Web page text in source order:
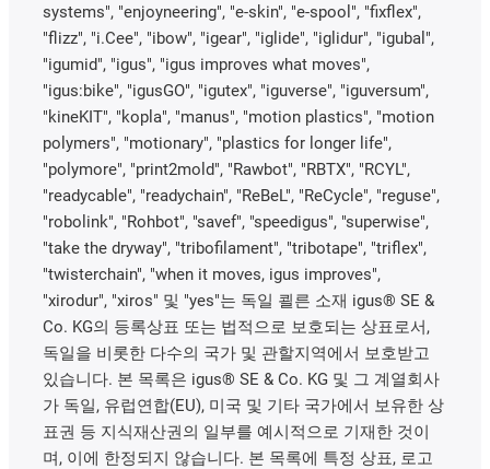
systems", "enjoyneering", "e-skin", "e-spool", "fixflex",
"flizz", "i.Cee", "ibow", "igear", "iglide", "iglidur", "igubal",
"igumid", "igus", "igus improves what moves",
"igus:bike", "igusGO", "igutex", "iguverse", "iguversum",
"kineKIT", "kopla", "manus", "motion plastics", "motion
polymers", "motionary", "plastics for longer life",
"polymore", "print2mold", "Rawbot", "RBTX", "RCYL",
"readycable", "readychain", "ReBeL", "ReCycle", "reguse",
"robolink", "Rohbot", "savef", "speedigus", "superwise",
"take the dryway", "tribofilament", "tribotape", "triflex",
"twisterchain", "when it moves, igus improves",
"xirodur", "xiros" 및 "yes"는 독일 쾰른 소재 igus® SE &
Co. KG의 등록상표 또는 법적으로 보호되는 상표로서,
독일을 비롯한 다수의 국가 및 관할지역에서 보호받고
있습니다. 본 목록은 igus® SE & Co. KG 및 그 계열회사
가 독일, 유럽연합(EU), 미국 및 기타 국가에서 보유한 상
표권 등 지식재산권의 일부를 예시적으로 기재한 것이
며, 이에 한정되지 않습니다. 본 목록에 특정 상표, 로고